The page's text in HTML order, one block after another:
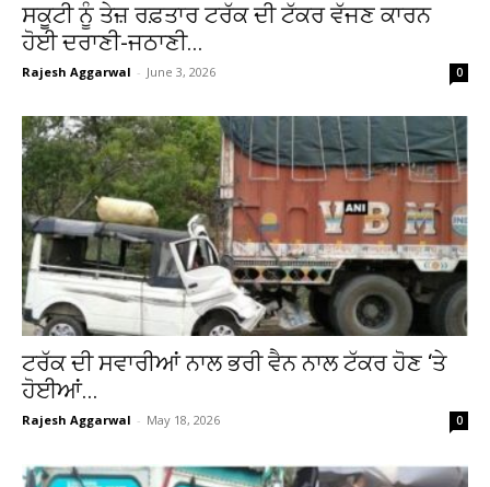
ਸਕੂਟੀ ਨੂੰ ਤੇਜ਼ ਰਫ਼ਤਾਰ ਟਰੱਕ ਦੀ ਟੱਕਰ ਵੱਜਣ ਕਾਰਨ
ਹੋਈ ਦਰਾਣੀ-ਜਠਾਣੀ...
Rajesh Aggarwal - June 3, 2026 0
ਟਰੱਕ ਦੀ ਸਵਾਰੀਆਂ ਨਾਲ ਭਰੀ ਵੈਨ ਨਾਲ ਟੱਕਰ ਹੋਣ ‘ਤੇ
ਹੋਈਆਂ...
Rajesh Aggarwal - May 18, 2026 0